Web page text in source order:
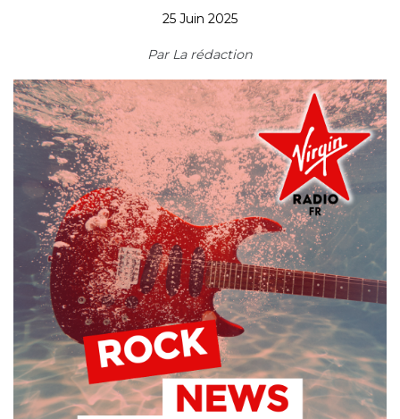
25 Juin 2025
Par La rédaction